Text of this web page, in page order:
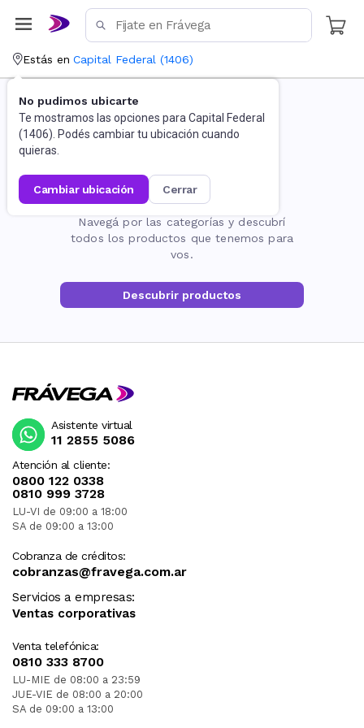
Estás en Capital Federal (1406)
No pudimos ubicarte
Te mostramos las opciones para Capital Federal
(1406). Podés cambiar tu ubicación cuando
quieras.
cambiar ubicación cerrar
La página no existe
Navegá por las categorías y descubrí
todos los productos que tenemos para
vos.
Descubrir productos
Atención al cliente:
0800 122 0338
0810 999 3728
LU-VI de 09:00 a 18:00
SA de 09:00 a 13:00
Cobranza de créditos:
cobranzas@fravega.com.ar
Servicios a empresas:
Ventas corporativas
Venta telefónica:
0810 333 8700
LU-MIE de 08:00 a 23:59
JUE-VIE de 08:00 a 20:00
SA de 09:00 a 13:00
Asistente virtual
11 2855 5086